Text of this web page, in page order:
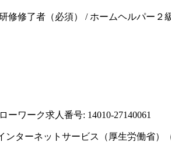
修修了者（必須） / ホームヘルパー
ーワーク求人番号: 14010-27140061
ンターネットサービス（厚生労働省）